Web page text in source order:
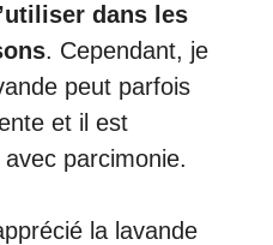
l’utiliser dans les
. Cependant, je
peut parfois
et il est
avec parcimonie.
la lavande